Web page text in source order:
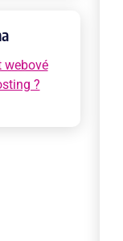
webové
?